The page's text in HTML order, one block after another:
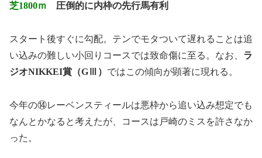
芝1800ｍ 圧倒的に内枠の先行馬有利
スタート後すぐに勾配。テンでモタついて遅れることは追
い込みの難しい小回りコースでは致命傷に至る。なお、 ラ
ジオNIKKEI賞（GⅢ） ではこの傾向が顕著に現れる。
今年の⑭レーベンスティールは悪枠から追い込み想定でも
なんとかなると考えたが、コースは戸崎のミスを許さなか
った。